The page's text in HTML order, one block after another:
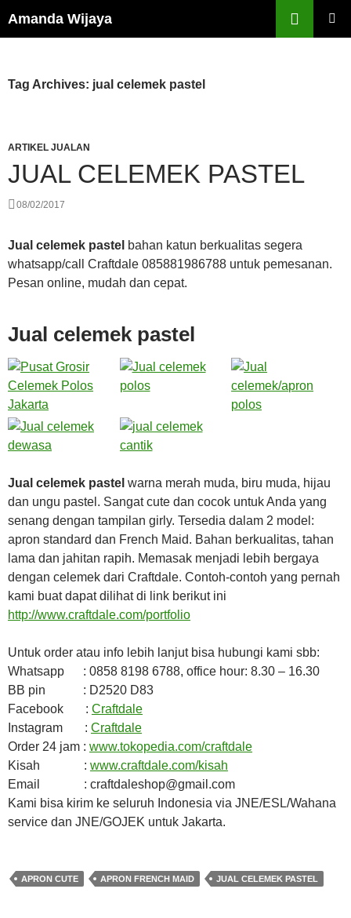
Amanda Wijaya
Tag Archives: jual celemek pastel
ARTIKEL JUALAN
JUAL CELEMEK PASTEL
08/02/2017
Jual celemek pastel bahan katun berkualitas segera
whatsapp/call Craftdale 085881986788 untuk pemesanan.
Pesan online, mudah dan cepat.
Jual celemek pastel
Jual celemek pastel warna merah muda, biru muda, hijau
dan ungu pastel. Sangat cute dan cocok untuk Anda yang
senang dengan tampilan girly. Tersedia dalam 2 model:
apron standard dan French Maid. Bahan berkualitas, tahan
lama dan jahitan rapih. Memasak menjadi lebih bergaya
dengan celemek dari Craftdale. Contoh-contoh yang pernah
kami buat dapat dilihat di link berikut ini
http://www.craftdale.com/portfolio
Untuk order atau info lebih lanjut bisa hubungi kami sbb:
Whatsapp : 0858 8198 6788, office hour: 8.30 – 16.30
BB pin : D2520 D83
Facebook : Craftdale
Instagram : Craftdale
Order 24 jam : www.tokopedia.com/craftdale
Kisah : www.craftdale.com/kisah
Email : craftdaleshop@gmail.com
Kami bisa kirim ke seluruh Indonesia via JNE/ESL/Wahana
service dan JNE/GOJEK untuk Jakarta.
APRON CUTE APRON FRENCH MAID JUAL CELEMEK PASTEL